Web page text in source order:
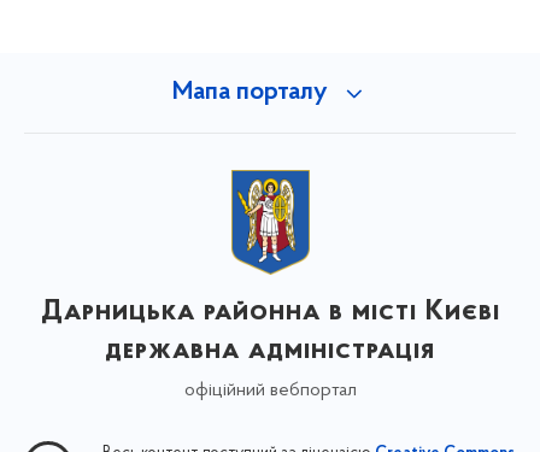
Мапа порталу
Дарницька районна в місті Києві
державна адміністрація
офіційний вебпортал